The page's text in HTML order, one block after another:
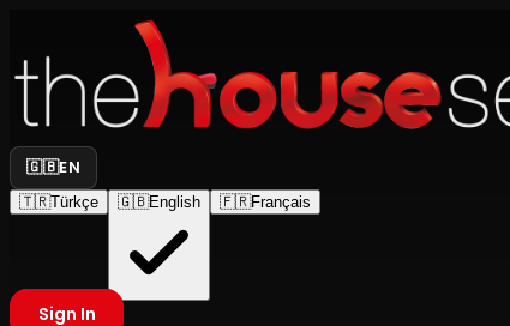
🇬🇧EN
🇹🇷Türkçe 🇬🇧English 🇫🇷Français
Sign In